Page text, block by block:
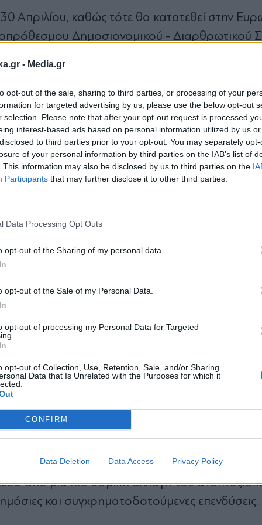
- Media.gr
opt-out of the sale, sharing to third parties, or processing of your
for targeted advertising by us, please use the below opt-out
selection. Please note that after your opt-out request is processed
interest-based ads based on personal information utilized by us
to third parties prior to your opt-out. You may separately
of your personal information by third parties on the IAB’s list of
This information may also be disclosed by us to third parties on the
Participants that may further disclose it to other third parties.
Data Processing Opt Outs
opt-out of the Sharing of my personal data.
opt-out of the Sale of my Personal Data.
opt-out of processing my Personal Data for Targeted
opt-out of Collection, Use, Retention, Sale, and/or Sharing
Data that Is Unrelated with the Purposes for which it
CONFIRM
Data Deletion Data Access Privacy Policy
Απριλίου, καθώς τότε θα κατατεθεί στην
Δημοσιονομικού - Διαρθρωτικού
τα απολογιστικά στοιχεία του
και αναθεωρημένες εκτιμήσεις για το 2027.
να προβλέψει ή να ελέγξει, η αναθεώρηση
αρμόδια στελέχη. Στο οικονομικό
μετρήσιμα αποτελέσματα και αντίρροπες
με κύριο «μοχλό» το ενισχυμένο
που καλείται να στηρίξει την ανάπτυξη στα
προανήγγειλε ήδη το βασικό αποτύπωμα
στο 2% από 2,4%, αλλά για το 2027 η
συμβολή των επενδύσεων και του
ελληνική οικονομία:
ενεργειακές εξελίξεις επιβαρύνουν τις
πληθωρισμό.
να διατηρήσει σταθερό ρυθμό μεγέθυνσης 2%
από μια πιο δομική αλλαγή του
και συγχρηματοδοτούμενες επενδύσεις.
newsletter
Αποδέχομαι τουςόρους χρήσης